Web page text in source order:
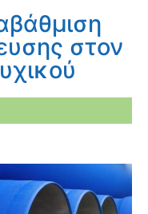
στον